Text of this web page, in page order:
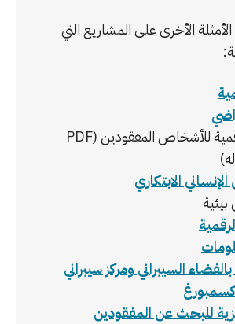
الأخرى على المشاريع التي
المطابقة الرقمية للأشخاص المفقودين (PDF
الابتكاري
السيبراني ومركز سيبراني
للبحث عن المفقودين